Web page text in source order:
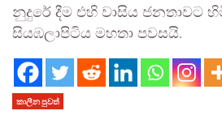
නුදුරේ දීම එහි වාසිය ජනතාවට
සියඹලාපිටිය මහතා පවසයි.
කාලීන පුවත්